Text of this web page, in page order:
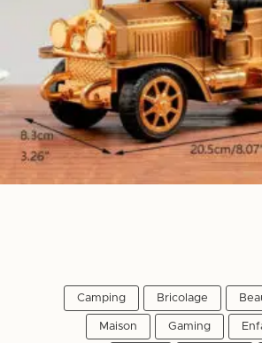
Bricolage
Camping
Gaming
Maison